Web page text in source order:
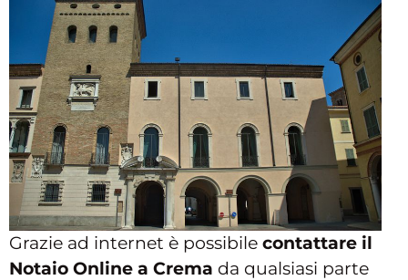
Grazie ad internet è possibile contattare il
Notaio Online a Crema da qualsiasi parte